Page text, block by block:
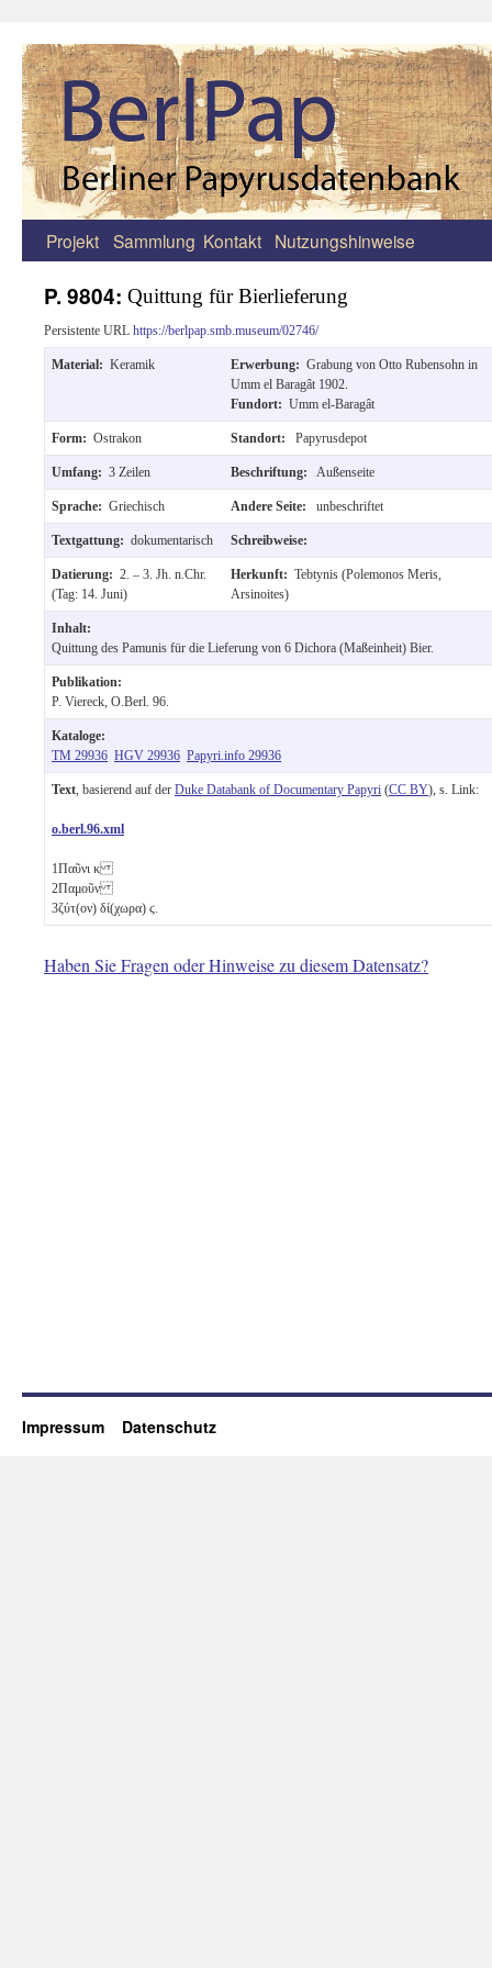
Zum
springen
Projekt Sammlung Kontakt Nutzungshinweise
P. 9804: Quittung für Bierlieferung
Persistente URL https://berlpap.smb.museum/02746/
Material: Keramik Erwerbung: Grabung von Otto Rubensohn in
Umm el Baragât 1902.
Fundort: Umm el-Baragât
Form: Ostrakon Standort: Papyrusdepot
Umfang: 3 Zeilen Beschriftung: Außenseite
Sprache: Griechisch Andere Seite: unbeschriftet
Textgattung: dokumentarisch Schreibweise:
Datierung: 2. – 3. Jh. n.Chr.
(Tag: 14. Juni)
Herkunft: Tebtynis (Polemonos Meris,
Arsinoites)
Inhalt:
Quittung des Pamunis für die Lieferung von 6 Dichora (Maßeinheit) Bier.
Publikation:
P. Viereck, O.Berl. 96.
Kataloge:
TM 29936 HGV 29936 Papyri.info 29936
Text , basierend auf der Duke Databank of Documentary Papyri (CC BY), s. Link:
o.berl.96.xml
1Παῦνι κ
2Παμοῦν
3ζύτ(ον) δί(χωρα) ϛ
Haben Sie Fragen oder Hinweise zu diesem Datensatz?
Impressum Datenschutz